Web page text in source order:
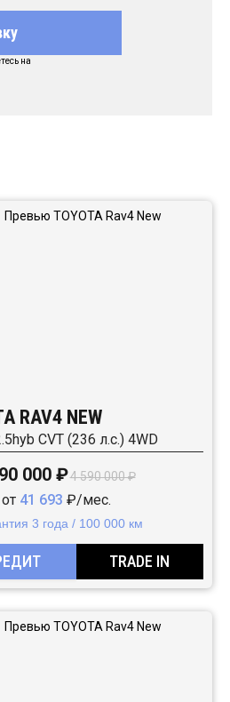
на
RAV4 NEW
CVT (236 л.с.) 4WD
000 ₽4 590 000 ₽
41 693 ₽/мес.
3 года / 100 000 км
TRADE IN